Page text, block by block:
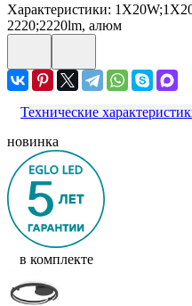
Характеристики:
2220;2220lm, алюм
Технические
новинка
в комплекте